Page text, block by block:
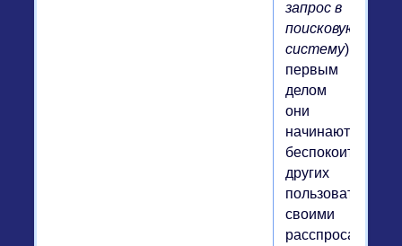
запрос в
поисковую
систему),
первым
делом
они
начинают
беспокоить
других
пользователей
своими
расспросами.